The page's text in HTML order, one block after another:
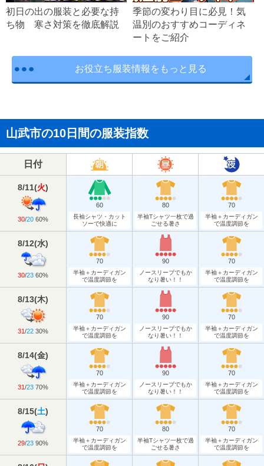
初日の出の服装と必要な持
ち物 寒さ対策を徹底解説
季節の変わり目に必見！気
温別のおすすめコーディネ
ートをご紹介
お役立ち服装情報をもっと見る
山武市の10日間の服装指数
日付
8/11(火)
30/20 60%
60
長袖シャツ・カット
ソーで快適に
80
半袖Tシャツ一枚で過
ごせる暑さ
70
半袖＋カーディガン
で温度調節を
8/12(水)
30/23 60%
70
半袖＋カーディガン
で温度調節を
90
ノースリーブでもか
なり暑い！！
70
半袖＋カーディガン
で温度調節を
8/13(木)
31/22 30%
70
半袖＋カーディガン
で温度調節を
90
ノースリーブでもか
なり暑い！！
70
半袖＋カーディガン
で温度調節を
8/14(金)
31/23 70%
70
半袖＋カーディガン
で温度調節を
90
ノースリーブでもか
なり暑い！！
70
半袖＋カーディガン
で温度調節を
8/15(土)
29/23 90%
70
半袖＋カーディガン
で温度調節を
80
半袖Tシャツ一枚で過
ごせる暑さ
70
半袖＋カーディガン
で温度調節を